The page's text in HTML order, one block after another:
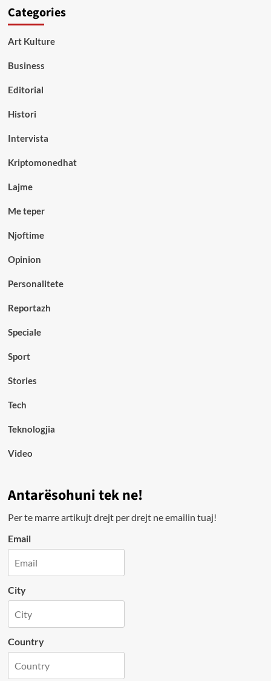
Categories
Art Kulture
Business
Editorial
Histori
Intervista
Kriptomonedhat
Lajme
Me teper
Njoftime
Opinion
Personalitete
Reportazh
Speciale
Sport
Stories
Tech
Teknologjia
Video
Antarësohuni tek ne!
Per te marre artikujt drejt per drejt ne emailin tuaj!
Email
City
Country